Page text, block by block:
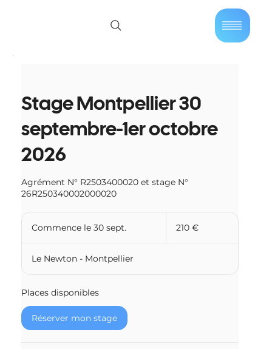
Stage Montpellier 30
septembre-1er octobre
2026
Agrément N° R2503400020 et stage N°
26R250340002000020
Commence le 30 sept.
m
e
l
210 €
Le Newton - Montpellier
Places disponibles
Réserver mon stage